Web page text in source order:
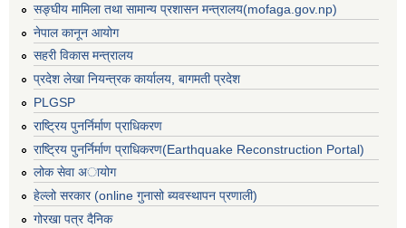
सङ्घीय मामिला तथा सामान्य प्रशासन मन्त्रालय(mofaga.gov.np)
नेपाल कानून आयोग
सहरी विकास मन्त्रालय
प्रदेश लेखा नियन्त्रक कार्यालय, बागमती प्रदेश
PLGSP
राष्ट्रिय पुनर्निर्माण प्राधिकरण
राष्ट्रिय पुनर्निर्माण प्राधिकरण(Earthquake Reconstruction Portal)
लोक सेवा अायोग
हेल्लो सरकार (online गुनासो ब्यवस्थापन प्रणाली)
गोरखा पत्र दैनिक